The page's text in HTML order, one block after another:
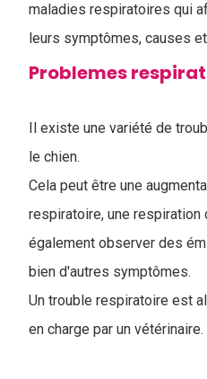
maladies respiratoires qui
leurs symptômes, causes
Problemes
Il existe une variété de
le chien.
Cela peut être une
respiratoire, une respiration
également observer des
bien d'autres symptômes.
Un trouble respiratoire est
en charge par un vétérinaire.